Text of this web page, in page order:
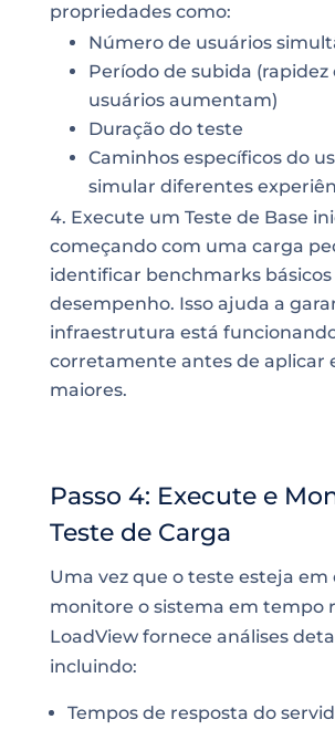
propriedades como:
Número de usuários
Período de subida (rapidez
usuários aumentam)
Duração do teste
Caminhos específicos do
simular diferentes
Execute um Teste de Base
começando com uma carga
identificar benchmarks básicos
desempenho. Isso ajuda a
infraestrutura está
corretamente antes de aplicar
maiores.
Passo 4: Execute e
Teste de Carga
Uma vez que o teste esteja em
monitore o sistema em tempo
LoadView fornece análises
incluindo:
Tempos de resposta do